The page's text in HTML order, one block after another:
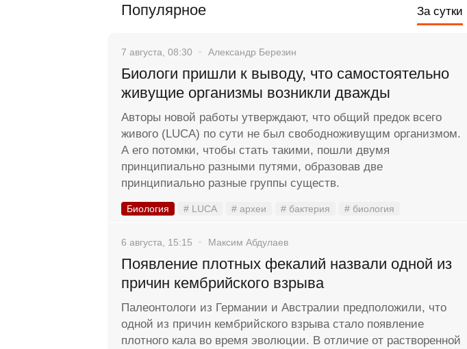
Популярное За сутки
7 августа, 08:30 Александр Березин
Биологи пришли к выводу, что самостоятельно
живущие организмы возникли дважды
Авторы новой работы утверждают, что общий предок всего
живого (LUCA) по сути не был свободноживущим организмом.
А его потомки, чтобы стать такими, пошли двумя
принципиально разными путями, образовав две
принципиально разные группы существ.
Биология # LUCA # археи # бактерия # биология
6 августа, 15:15 Максим Абдулаев
Появление плотных фекалий назвали одной из
причин кембрийского взрыва
Палеонтологи из Германии и Австралии предположили, что
одной из причин кембрийского взрыва стало появление
плотного кала во время эволюции. В отличие от растворенной